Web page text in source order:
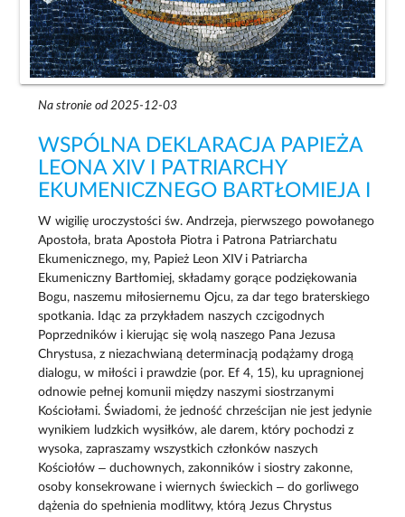
Na stronie od 2025-12-03
WSPÓLNA DEKLARACJA PAPIEŻA
LEONA XIV I PATRIARCHY
EKUMENICZNEGO BARTŁOMIEJA I
W wigilię uroczystości św. Andrzeja, pierwszego powołanego
Apostoła, brata Apostoła Piotra i Patrona Patriarchatu
Ekumenicznego, my, Papież Leon XIV i Patriarcha
Ekumeniczny Bartłomiej, składamy gorące podziękowania
Bogu, naszemu miłosiernemu Ojcu, za dar tego braterskiego
spotkania. Idąc za przykładem naszych czcigodnych
Poprzedników i kierując się wolą naszego Pana Jezusa
Chrystusa, z niezachwianą determinacją podążamy drogą
dialogu, w miłości i prawdzie (por. Ef 4, 15), ku upragnionej
odnowie pełnej komunii między naszymi siostrzanymi
Kościołami. Świadomi, że jedność chrześcijan nie jest jedynie
wynikiem ludzkich wysiłków, ale darem, który pochodzi z
wysoka, zapraszamy wszystkich członków naszych
Kościołów – duchownych, zakonników i siostry zakonne,
osoby konsekrowane i wiernych świeckich – do gorliwego
dążenia do spełnienia modlitwy, którą Jezus Chrystus